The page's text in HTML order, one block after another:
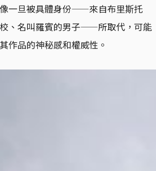
一旦被具體身份——來自布里斯托
、名叫羅賓的男子——所取代，可能
作品的神秘感和權威性。